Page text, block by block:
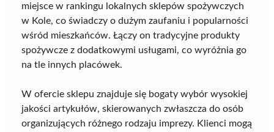
miejsce w rankingu lokalnych sklepów spożywczych
w Kole, co świadczy o dużym zaufaniu i popularności
wśród mieszkańców. Łączy on tradycyjne produkty
spożywcze z dodatkowymi usługami, co wyróżnia go
na tle innych placówek.
W ofercie sklepu znajduje się bogaty wybór wysokiej
jakości artykułów, skierowanych zwłaszcza do osób
organizujących różnego rodzaju imprezy. Klienci mogą